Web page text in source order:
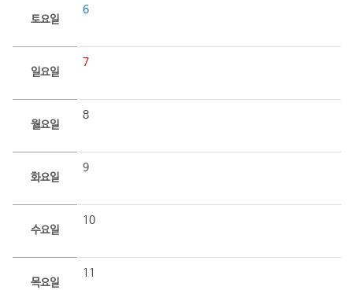
토요일
6
일요일
7
월요일
8
화요일
9
수요일
10
목요일
11